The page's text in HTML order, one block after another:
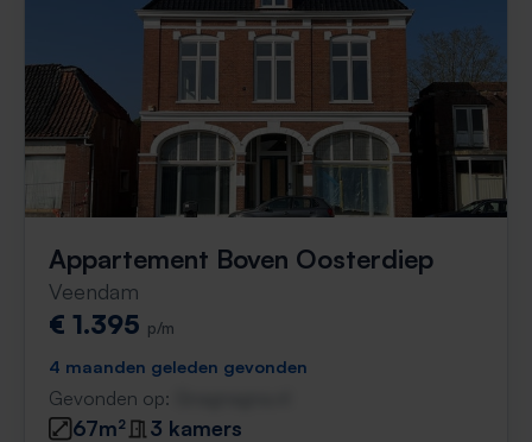
Appartement Boven Oosterdiep
Veendam
€ 1.395 p/m
4 maanden geleden gevonden
Gevonden op:
67m²
3 kamers